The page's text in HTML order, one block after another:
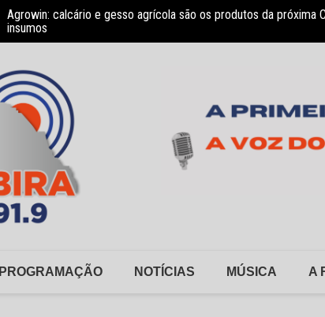
Agrowin: calcário e gesso agrícola são os produtos da próxima
insumos
Novo convênio com a Associação Nosso Lar garante
PROGRAMAÇÃO NOTÍCIAS MÚSICA A